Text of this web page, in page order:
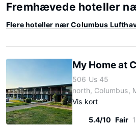
Fremhævede hoteller
Flere hoteller nær Columbus
My Home at
506 Us 45
north, Columbus,
Vis kort
5.4/10 Fair